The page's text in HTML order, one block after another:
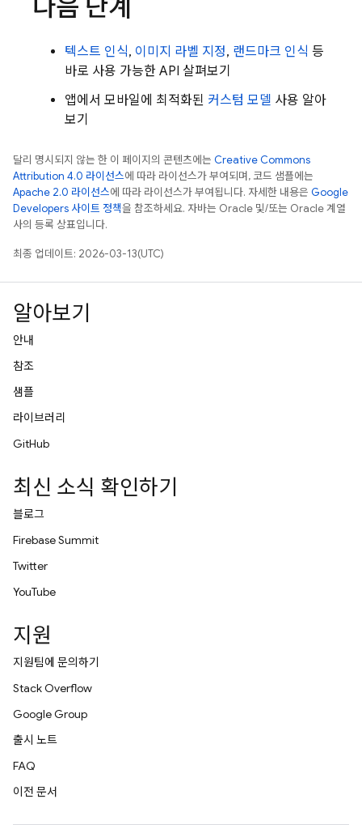
다음 단계
텍스트 인식, 이미지 라벨 지정, 랜드마크 인식 등
바로 사용 가능한 API 살펴보기
앱에서 모바일에 최적화된 커스텀 모델 사용 알아
보기
달리 명시되지 않는 한 이 페이지의 콘텐츠에는 Creative Commons
Attribution 4.0 라이선스에 따라 라이선스가 부여되며, 코드 샘플에는
Apache 2.0 라이선스에 따라 라이선스가 부여됩니다. 자세한 내용은 Google
Developers 사이트 정책을 참조하세요. 자바는 Oracle 및/또는 Oracle 계열
사의 등록 상표입니다.
최종 업데이트: 2026-03-13(UTC)
알아보기
안내
참조
샘플
라이브러리
GitHub
최신 소식 확인하기
블로그
Firebase Summit
Twitter
YouTube
지원
지원팀에 문의하기
Stack Overflow
Google Group
출시 노트
FAQ
이전 문서